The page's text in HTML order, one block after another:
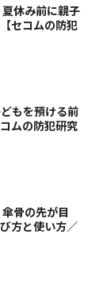
休み前に親子
セコムの防犯
もを預ける前
ムの防犯研究
骨の先が目
方と使い方／